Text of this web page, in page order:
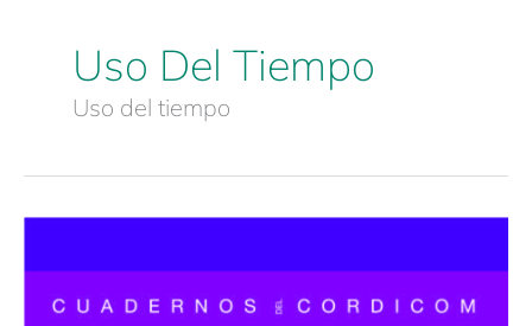
Uso Del Tiempo
Uso del tiempo
«Medios